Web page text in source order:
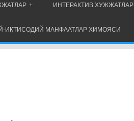
ИНТЕРАКТИВ ХУЖЖАТЛАР
ИҚТИСОДИЙ МАНФААТЛАР ХИМОЯСИ